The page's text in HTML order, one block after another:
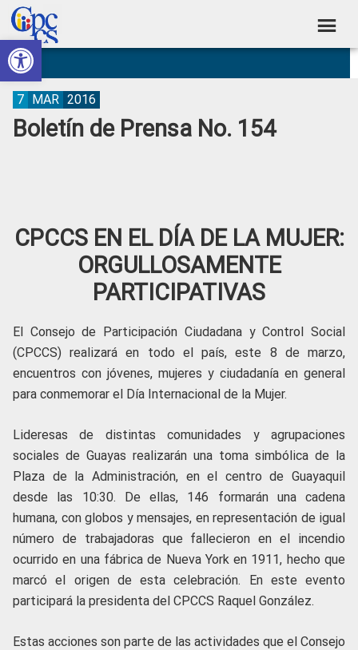
Abrir barra de herramientas
Skip
to
primary
navigation
Skip
to
main
content
Skip
to
primary
sidebar
Skip
to
footer
Consejo
de
Participación
Ciudadana
Construyendo
Poder
Ciudadano
Boletín de Prensa No. 154
7 MAR 2016
CPCCS EN EL DÍA DE LA MUJER:
ORGULLOSAMENTE
PARTICIPATIVAS
El Consejo de Participación Ciudadana y Control Social
(CPCCS) realizará en todo el país, este 8 de marzo,
encuentros con jóvenes, mujeres y ciudadanía en general
para conmemorar el Día Internacional de la Mujer.
Lideresas de distintas comunidades y agrupaciones
sociales de Guayas realizarán una toma simbólica de la
Plaza de la Administración, en el centro de Guayaquil
desde las 10:30. De ellas, 146 formarán una cadena
humana, con globos y mensajes, en representación de igual
número de trabajadoras que fallecieron en el incendio
ocurrido en una fábrica de Nueva York en 1911, hecho que
marcó el origen de esta celebración. En este evento
participará la presidenta del CPCCS Raquel González.
Estas acciones son parte de las actividades que el Consejo